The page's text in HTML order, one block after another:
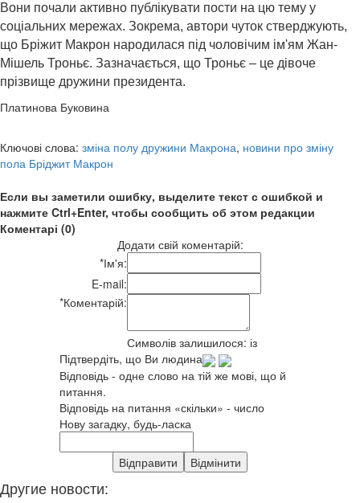
Вони почали активно публікувати пости на цю тему у
соціальних мережах. Зокрема, автори чуток стверджують,
що Бріжит Макрон народилася під чоловічим ім'ям Жан-
Мішель Троньє. Зазначається, що Троньє – це дівоче
прізвище дружини президента.
Платинова Буковина
Ключові слова: зміна полу дружини Макрона, новини про зміну
пола Бріджит Макрон
Если вы заметили ошибку, выделите текст с ошибкой и
нажмите Ctrl+Enter, чтобы сообщить об этом редакции
Коментарі (0)
Додати свій коментарій:
*Ім'я:
E-mail:
*Коментарій:
Символів залишилося: із
Підтвердіть, що Ви людина
Відповідь - одне слово на тій же мові, що й
питання.
Відповідь на питання «скільки» - число
Нову загадку, будь-ласка
Другие новости: